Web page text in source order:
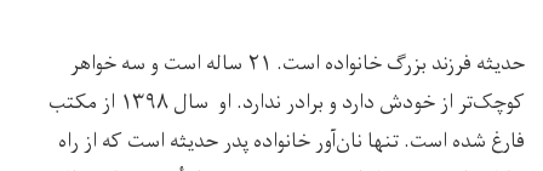
حدیثه فرزند بزرگ خانواده است. ۲۱ ساله است و سه خواهر
کوچک‌تر از خودش دارد و برادر ندارد. او سال ۱۳۹۸ از مکتب
فارغ شده است. تنها نان‌آور خانواده پدر حدیثه است که از راه